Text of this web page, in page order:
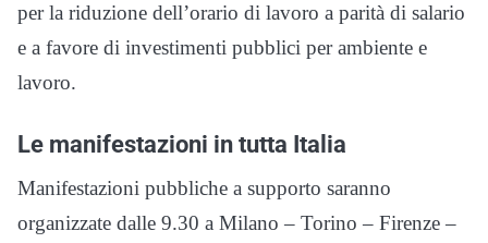
per la riduzione dell’orario di lavoro a parità di salario
e a favore di investimenti pubblici per ambiente e
lavoro.
Le manifestazioni in tutta Italia
Manifestazioni pubbliche a supporto saranno
organizzate dalle 9.30 a Milano – Torino – Firenze –